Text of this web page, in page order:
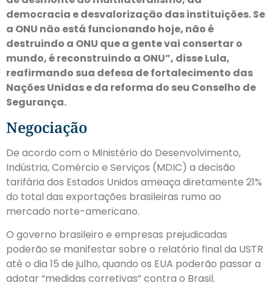
democracia e desvalorização das instituições. Se
a ONU não está funcionando hoje, não é
destruindo a ONU que a gente vai consertar o
mundo, é reconstruindo a ONU”, disse Lula,
reafirmando sua defesa de fortalecimento das
Nações Unidas e da reforma do seu Conselho de
Segurança.
Negociação
De acordo com o Ministério do Desenvolvimento,
Indústria, Comércio e Serviços (MDIC) a decisão
tarifária dos Estados Unidos ameaça diretamente 21%
do total das exportações brasileiras rumo ao
mercado norte-americano.
O governo brasileiro e empresas prejudicadas
poderão se manifestar sobre o relatório final da USTR
até o dia 15 de julho, quando os EUA poderão passar a
adotar “medidas corretivas” contra o Brasil.